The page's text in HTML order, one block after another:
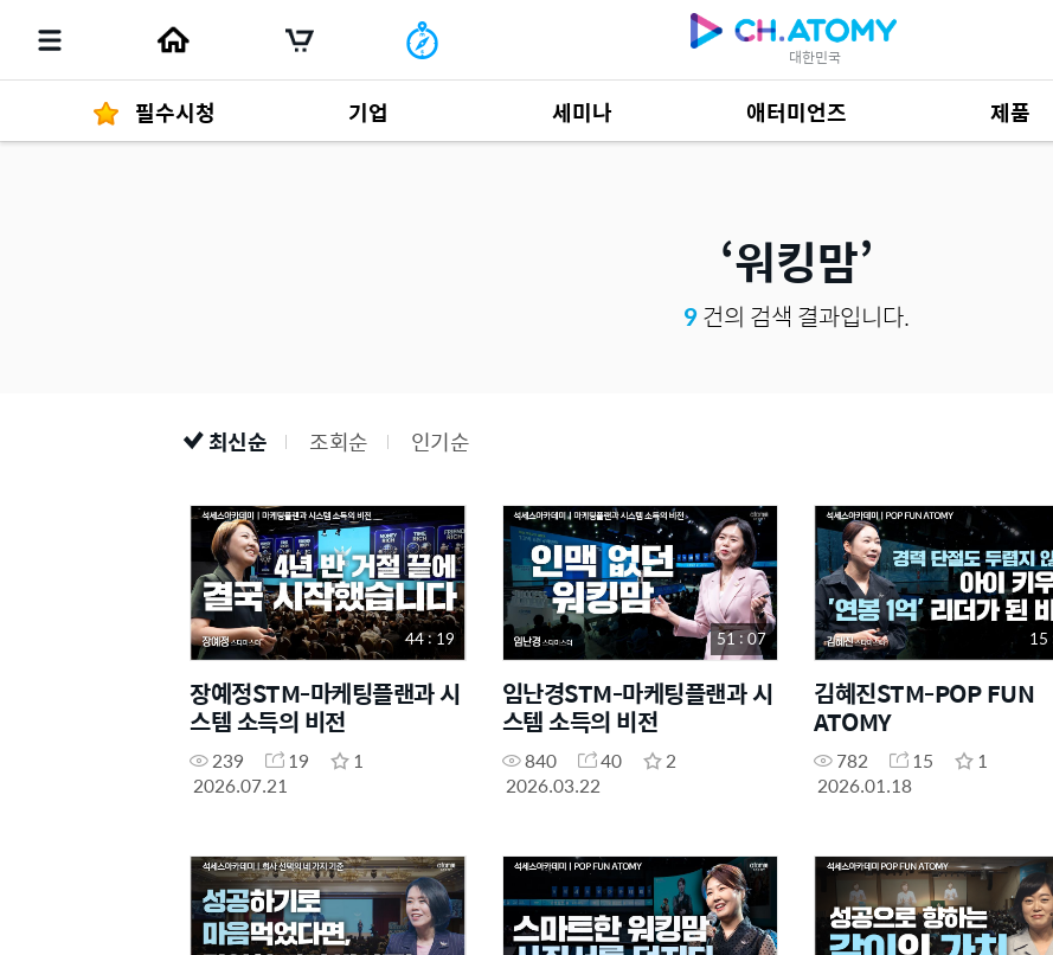
대한민국
필수시청 기업 세미나 애터미언즈 제품
제품 자료685
워킹맘
9건의 검색 결과입니다.
최신순 조회순 인기순
44 : 19
장예정STM-마케팅플랜과 시
스템 소득의 비전
239 19
1
2026.07.21
51 : 07
임난경STM-마케팅플랜과 시
스템 소득의 비전
840 40
2
2026.03.22
15
김혜진STM-POP FUN
ATOMY
782 15
1
2026.01.18